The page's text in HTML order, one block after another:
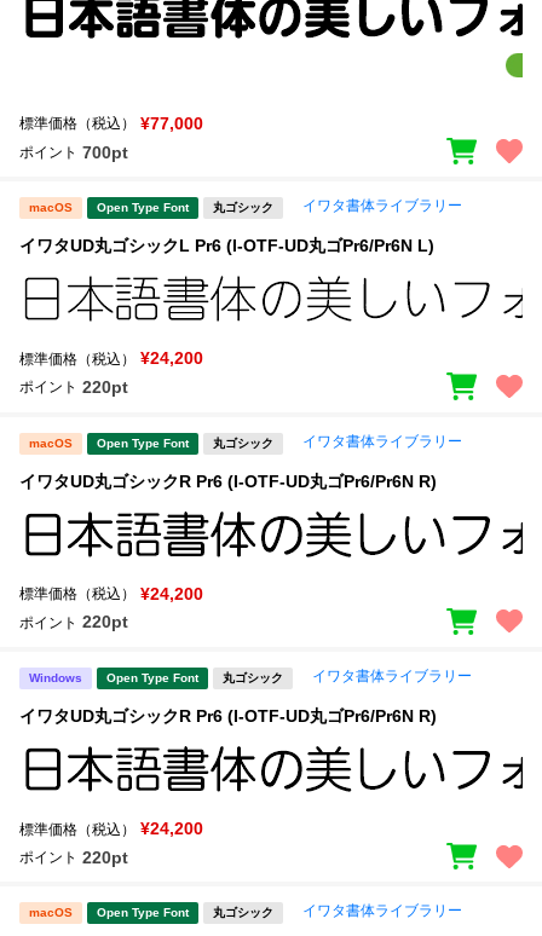
標準価格（税込） ¥77,000
ポイント 700pt
macOS Open Type Font 丸ゴシック イワタ書体ライブラリー
イワタUD丸ゴシックL Pr6 (I-OTF-UD丸ゴPr6/Pr6N L)
標準価格（税込） ¥24,200
ポイント 220pt
macOS Open Type Font 丸ゴシック イワタ書体ライブラリー
イワタUD丸ゴシックR Pr6 (I-OTF-UD丸ゴPr6/Pr6N R)
標準価格（税込） ¥24,200
ポイント 220pt
Windows Open Type Font 丸ゴシック イワタ書体ライブラリー
イワタUD丸ゴシックR Pr6 (I-OTF-UD丸ゴPr6/Pr6N R)
標準価格（税込） ¥24,200
ポイント 220pt
macOS Open Type Font 丸ゴシック イワタ書体ライブラリー